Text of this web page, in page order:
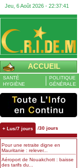
Jeu, 6 Août 2026 - 22:37:41
ACCUEIL
SANTÉ
HYGIÈNE
POLITIQUE
GÉNÉRALE
+ Lus/7 jours /30 jours
Pour une retraite digne en
Mauritanie : relever...
Aéroport de Nouakchott : baisse
des tarifs du...